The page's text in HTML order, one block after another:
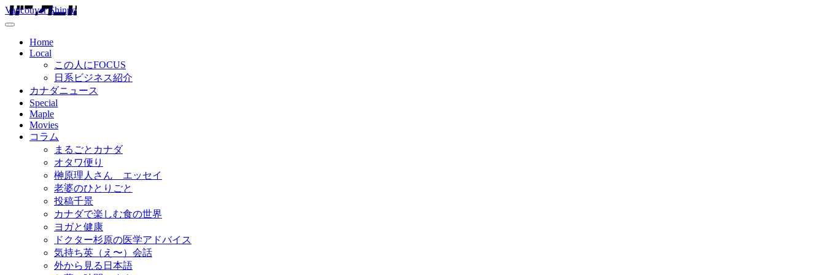
Vancouver Shinpo
Home
Local
この人にFOCUS
日系ビジネス紹介
カナダニュース
Special
Maple
Movies
コラム
まるごとカナダ
オタワ便り
榊原理人さん エッセイ
老婆のひとりごと
投稿千景
カナダで楽しむ食の世界
ヨガと健康
ドクター杉原の医学アドバイス
気持ち英（え〜）会話
外から見る日本語